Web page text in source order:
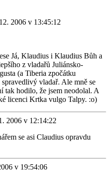
2006 v 13:45:12
Já, Klaudius i Klaudius Bůh a
z vladařů Juliánsko-
(a Tiberia zpočátku
vladař. Ale mně se
tak hodilo, že jsem neodolal. A
licenci Krtka vulgo Talpy. :o)
2006 v 12:14:22
se asi Claudius opravdu
v 19:54:06